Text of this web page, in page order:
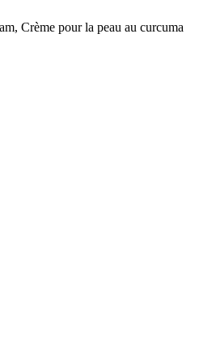
Crème pour la peau au curcuma